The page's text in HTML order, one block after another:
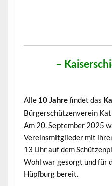
–
Alle 10 Jahrefindet das
Bürgerschützenverein
Am 20. September 2025
Vereinsmitglieder mit
13 Uhr auf dem
Wohl war gesorgt und für
Hüpfburg bereit.